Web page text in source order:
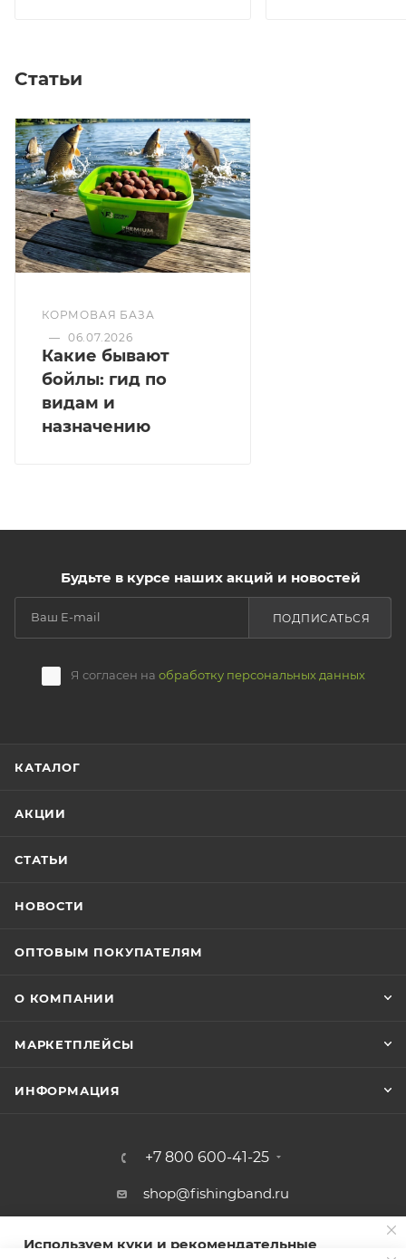
Статьи
КОРМОВАЯ БАЗА
— 06.07.2026
Какие бывают
бойлы: гид по
видам и
назначению
Будьте в курсе наших акций и новостей
Я согласен на обработку персональных данных
ПОДПИСАТЬСЯ
КАТАЛОГ
АКЦИИ
СТАТЬИ
НОВОСТИ
ОПТОВЫМ ПОКУПАТЕЛЯМ
О КОМПАНИИ
МАРКЕТПЛЕЙСЫ
ИНФОРМАЦИЯ
+7 800 600-41-25
shop@fishingband.ru
Березовая 2/1
Используем куки и рекомендательные